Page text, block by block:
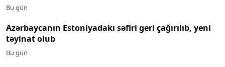
Bu gün
Azərbaycanın Estoniyadakı səfiri geri çağırılıb, yeni
təyinat olub
Bu gün